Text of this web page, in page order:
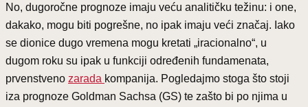
No, dugoročne prognoze imaju veću analitičku težinu: i one,
dakako, mogu biti pogrešne, no ipak imaju veći značaj. Iako
se dionice dugo vremena mogu kretati „iracionalno“, u
dugom roku su ipak u funkciji određenih fundamenata,
prvenstveno zarada kompanija. Pogledajmo stoga što stoji
iza prognoze Goldman Sachsa (GS) te zašto bi po njima u